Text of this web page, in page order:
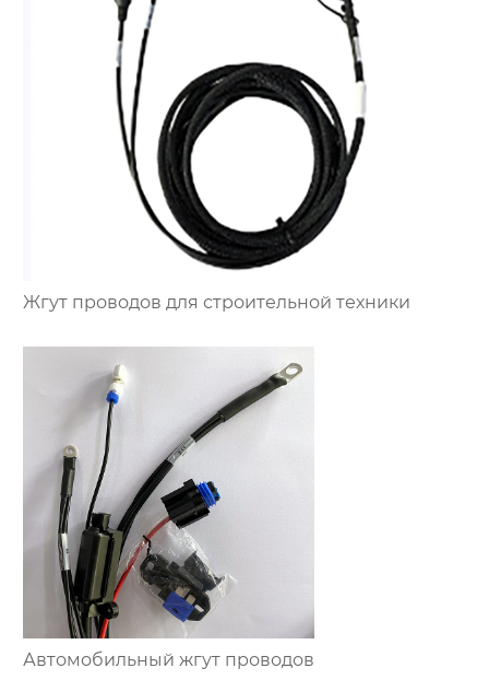
Жгут проводов для строительной техники
Автомобильный жгут проводов